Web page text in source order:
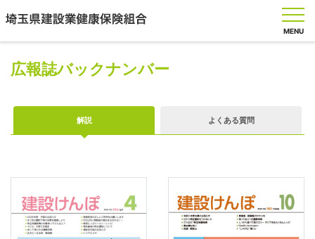
MENU
健
の
み
健
保
広報誌バックナンバー
解説 よくある質問